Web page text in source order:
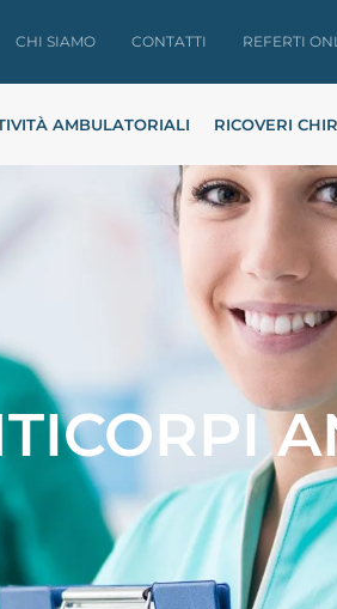
CHI SIAMO CONTATTI REFERTI
AMBULATORIALI RICOVERI